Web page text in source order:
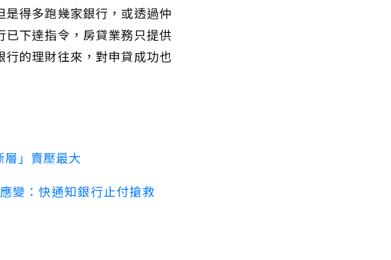
得多跑幾家銀行，或透過仲
下達指令，房貸業務只提供
的理財往來，對申貸成功也
」賣壓最大
變：快通知銀行止付搶救